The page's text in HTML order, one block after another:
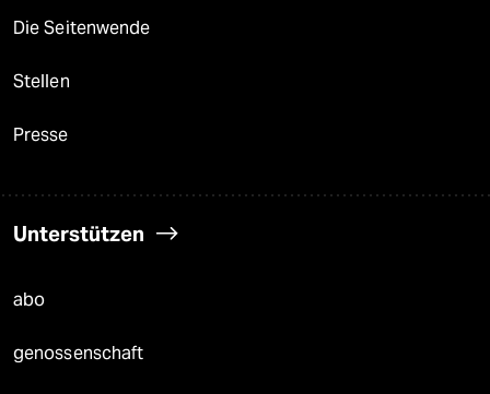
Die Seitenwende
Stellen
Presse
Unterstützen
abo
genossenschaft